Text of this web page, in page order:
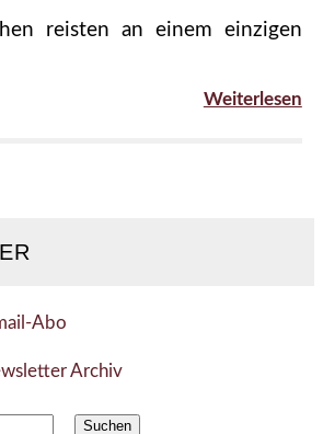
reisten an einem einzigen
Weiterlesen
Abo
Archiv